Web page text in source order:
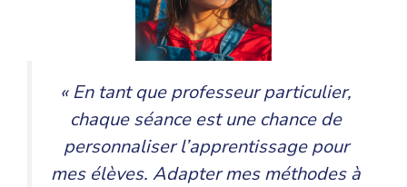
« En tant que professeur particulier,
chaque séance est une chance de
personnaliser l’apprentissage pour
mes élèves. Adapter mes méthodes à